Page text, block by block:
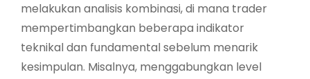
melakukan analisis kombinasi, di mana trader
mempertimbangkan beberapa indikator
teknikal dan fundamental sebelum menarik
kesimpulan. Misalnya, menggabungkan level